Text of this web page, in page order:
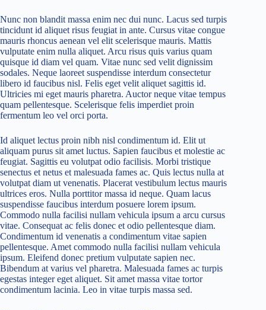
Nunc non blandit massa enim nec dui nunc. Lacus sed turpis
tincidunt id aliquet risus feugiat in ante. Cursus vitae congue
mauris rhoncus aenean vel elit scelerisque mauris. Mattis
vulputate enim nulla aliquet. Arcu risus quis varius quam
quisque id diam vel quam. Vitae nunc sed velit dignissim
sodales. Neque laoreet suspendisse interdum consectetur
libero id faucibus nisl. Felis eget velit aliquet sagittis id.
Ultricies mi eget mauris pharetra. Auctor neque vitae tempus
quam pellentesque. Scelerisque felis imperdiet proin
fermentum leo vel orci porta.
Id aliquet lectus proin nibh nisl condimentum id. Elit ut
aliquam purus sit amet luctus. Sapien faucibus et molestie ac
feugiat. Sagittis eu volutpat odio facilisis. Morbi tristique
senectus et netus et malesuada fames ac. Quis lectus nulla at
volutpat diam ut venenatis. Placerat vestibulum lectus mauris
ultrices eros. Nulla porttitor massa id neque. Quam lacus
suspendisse faucibus interdum posuere lorem ipsum.
Commodo nulla facilisi nullam vehicula ipsum a arcu cursus
vitae. Consequat ac felis donec et odio pellentesque diam.
Condimentum id venenatis a condimentum vitae sapien
pellentesque. Amet commodo nulla facilisi nullam vehicula
ipsum. Eleifend donec pretium vulputate sapien nec.
Bibendum at varius vel pharetra. Malesuada fames ac turpis
egestas integer eget aliquet. Sit amet massa vitae tortor
condimentum lacinia. Leo in vitae turpis massa sed.